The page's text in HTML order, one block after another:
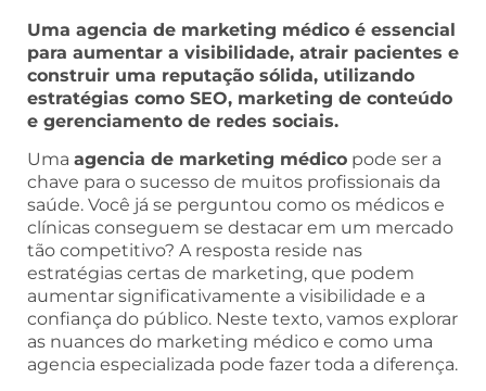
Uma agencia de marketing médico é essencial
para aumentar a visibilidade, atrair pacientes e
construir uma reputação sólida, utilizando
estratégias como SEO, marketing de conteúdo
e gerenciamento de redes sociais.
Uma agencia de marketing médico pode ser a
chave para o sucesso de muitos profissionais da
saúde. Você já se perguntou como os médicos e
clínicas conseguem se destacar em um mercado
tão competitivo? A resposta reside nas
estratégias certas de marketing, que podem
aumentar significativamente a visibilidade e a
confiança do público. Neste texto, vamos explorar
as nuances do marketing médico e como uma
agencia especializada pode fazer toda a diferença.